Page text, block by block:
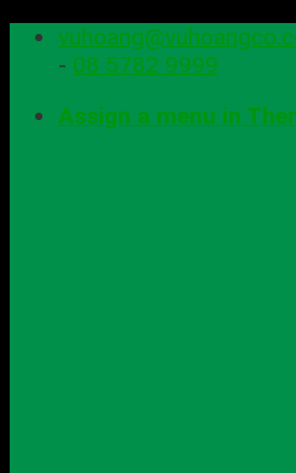
Skip
- 08 5782 9999
Assign a menu in